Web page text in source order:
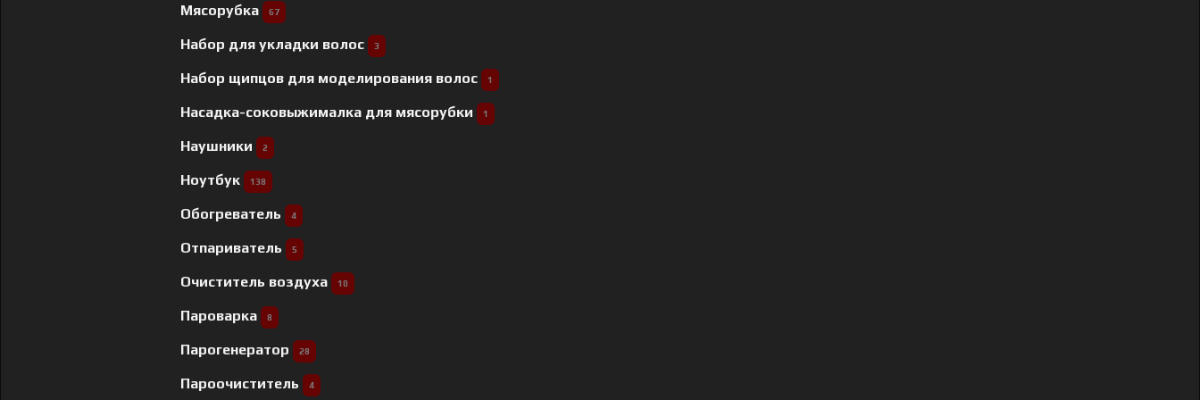
Мясорубка 67
Набор для укладки волос 3
Набор щипцов для моделирования волос 1
Насадка-соковыжималка для мясорубки 1
Наушники 2
Ноутбук 138
Обогреватель 4
Отпариватель 5
Очиститель воздуха 10
Пароварка 8
Парогенератор 28
Пароочиститель 4